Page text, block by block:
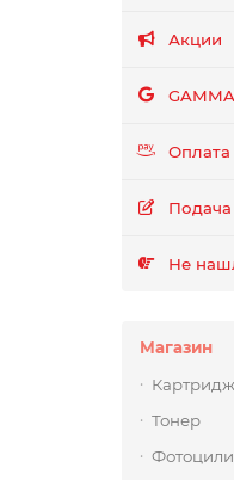
Акции
Оплата
Подача
Не
Магазин
Тонер